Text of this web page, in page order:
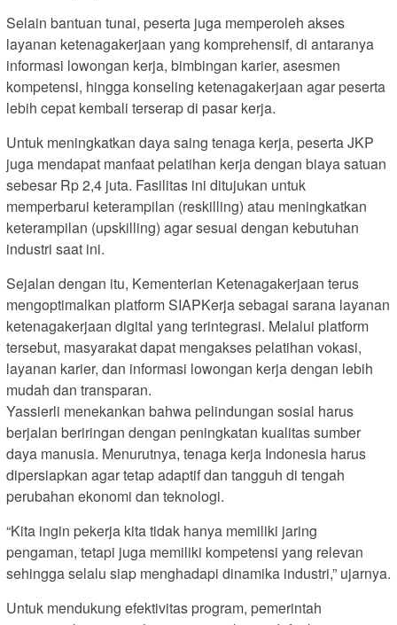
Selain bantuan tunai, peserta juga memperoleh akses
layanan ketenagakerjaan yang komprehensif, di antaranya
informasi lowongan kerja, bimbingan karier, asesmen
kompetensi, hingga konseling ketenagakerjaan agar peserta
lebih cepat kembali terserap di pasar kerja.
Untuk meningkatkan daya saing tenaga kerja, peserta JKP
juga mendapat manfaat pelatihan kerja dengan biaya satuan
sebesar Rp 2,4 juta. Fasilitas ini ditujukan untuk
memperbarui keterampilan (reskilling) atau meningkatkan
keterampilan (upskilling) agar sesuai dengan kebutuhan
industri saat ini.
Sejalan dengan itu, Kementerian Ketenagakerjaan terus
mengoptimalkan platform SIAPKerja sebagai sarana layanan
ketenagakerjaan digital yang terintegrasi. Melalui platform
tersebut, masyarakat dapat mengakses pelatihan vokasi,
layanan karier, dan informasi lowongan kerja dengan lebih
mudah dan transparan.
Yassierli menekankan bahwa pelindungan sosial harus
berjalan beriringan dengan peningkatan kualitas sumber
daya manusia. Menurutnya, tenaga kerja Indonesia harus
dipersiapkan agar tetap adaptif dan tangguh di tengah
perubahan ekonomi dan teknologi.
“Kita ingin pekerja kita tidak hanya memiliki jaring
pengaman, tetapi juga memiliki kompetensi yang relevan
sehingga selalu siap menghadapi dinamika industri,” ujarnya.
Untuk mendukung efektivitas program, pemerintah